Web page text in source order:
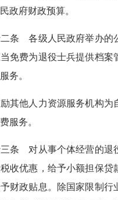
政府财政预算。
条 各级人民政府举办的
免费为退役士兵提供档案
务。
他人力资源服务机构为
服务。
条 对从事个体经营的退
收优惠，给予小额担保贷
财政贴息。除国家限制行